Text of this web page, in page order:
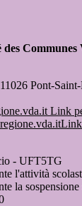
Pont-
Link
Link
- UFT5TG
l'attività
la